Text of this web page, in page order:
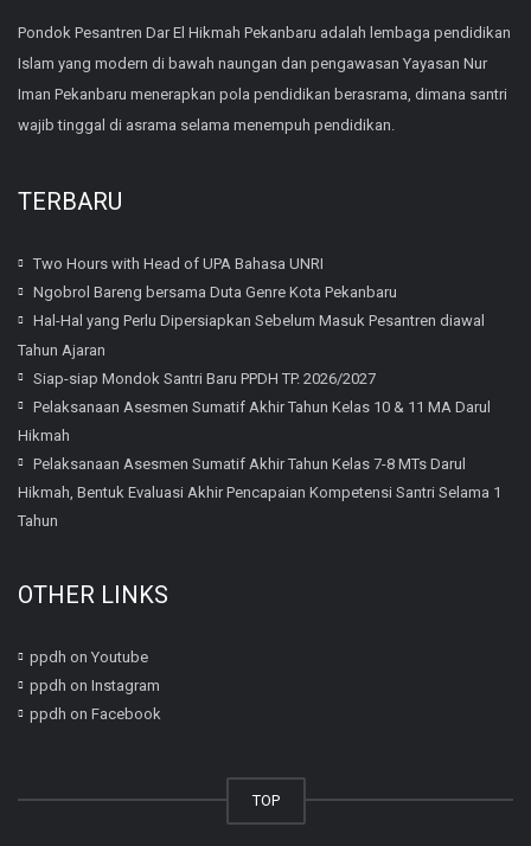
Pondok Pesantren Dar El Hikmah Pekanbaru adalah lembaga pendidikan
Islam yang modern di bawah naungan dan pengawasan Yayasan Nur
Iman Pekanbaru menerapkan pola pendidikan berasrama, dimana santri
wajib tinggal di asrama selama menempuh pendidikan.
TERBARU
Two Hours with Head of UPA Bahasa UNRI
Ngobrol Bareng bersama Duta Genre Kota Pekanbaru
Hal-Hal yang Perlu Dipersiapkan Sebelum Masuk Pesantren diawal
Tahun Ajaran
Siap-siap Mondok Santri Baru PPDH TP. 2026/2027
Pelaksanaan Asesmen Sumatif Akhir Tahun Kelas 10 & 11 MA Darul
Hikmah
Pelaksanaan Asesmen Sumatif Akhir Tahun Kelas 7-8 MTs Darul
Hikmah, Bentuk Evaluasi Akhir Pencapaian Kompetensi Santri Selama 1
Tahun
OTHER LINKS
ppdh on Youtube
ppdh on Instagram
ppdh on Facebook
TOP